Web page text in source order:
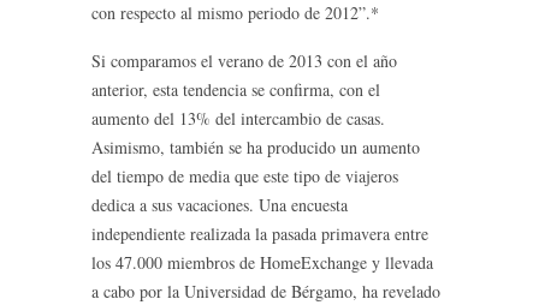
con respecto al mismo periodo de 2012”.*
Si comparamos el verano de 2013 con el año
anterior, esta tendencia se confirma, con el
aumento del 13% del intercambio de casas.
Asimismo, también se ha producido un aumento
del tiempo de media que este tipo de viajeros
dedica a sus vacaciones. Una encuesta
independiente realizada la pasada primavera entre
los 47.000 miembros de HomeExchange y llevada
a cabo por la Universidad de Bérgamo, ha revelado